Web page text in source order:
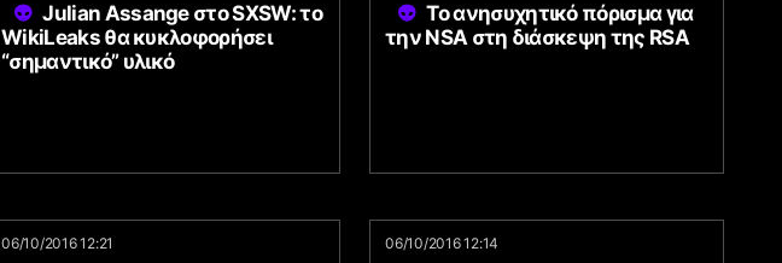
Julian Assange στο SXSW: το
WikiLeaks θα κυκλοφορήσει
“σημαντικό” υλικό
Το ανησυχητικό πόρισμα για
την NSA στη διάσκεψη της RSA
06/10/2016 12:21 06/10/2016 12:14